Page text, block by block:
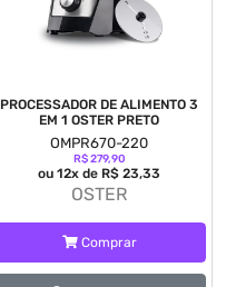
PROCESSADOR DE ALIMENTO 3
EM 1 OSTER PRETO
OMPR670-220
R$ 279,90
ou 12x de R$ 23,33
OSTER
Comprar